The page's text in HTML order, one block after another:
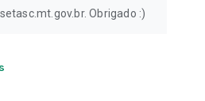
Obrigado :)